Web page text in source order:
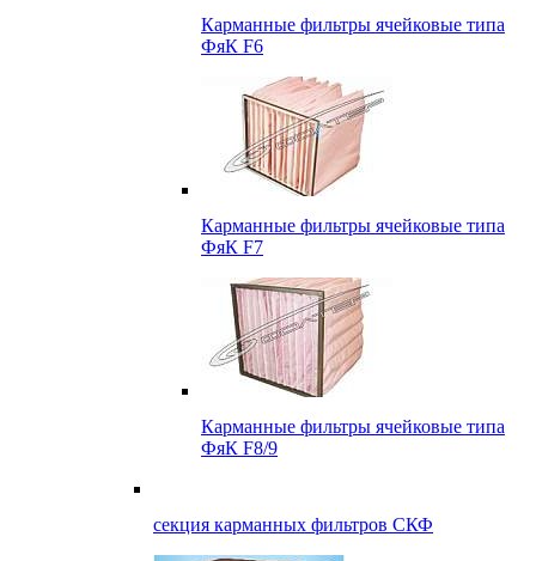
Карманные фильтры ячейковые типа
ФяК F6
Карманные фильтры ячейковые типа
ФяК F7
Карманные фильтры ячейковые типа
ФяК F8/9
секция карманных фильтров СКФ